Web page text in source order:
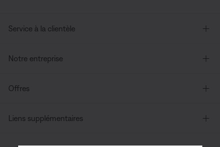
Service à la clientèle
Notre entreprise
Offres
Liens supplémentaires